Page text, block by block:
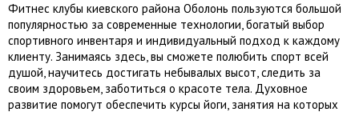
Фитнес клубы киевского района Оболонь пользуются большой
популярностью за современные технологии, богатый выбор
спортивного инвентаря и индивидуальный подход к каждому
клиенту. Занимаясь здесь, вы сможете полюбить спорт всей
душой, научитесь достигать небывалых высот, следить за
своим здоровьем, заботиться о красоте тела. Духовное
развитие помогут обеспечить курсы йоги, занятия на которых